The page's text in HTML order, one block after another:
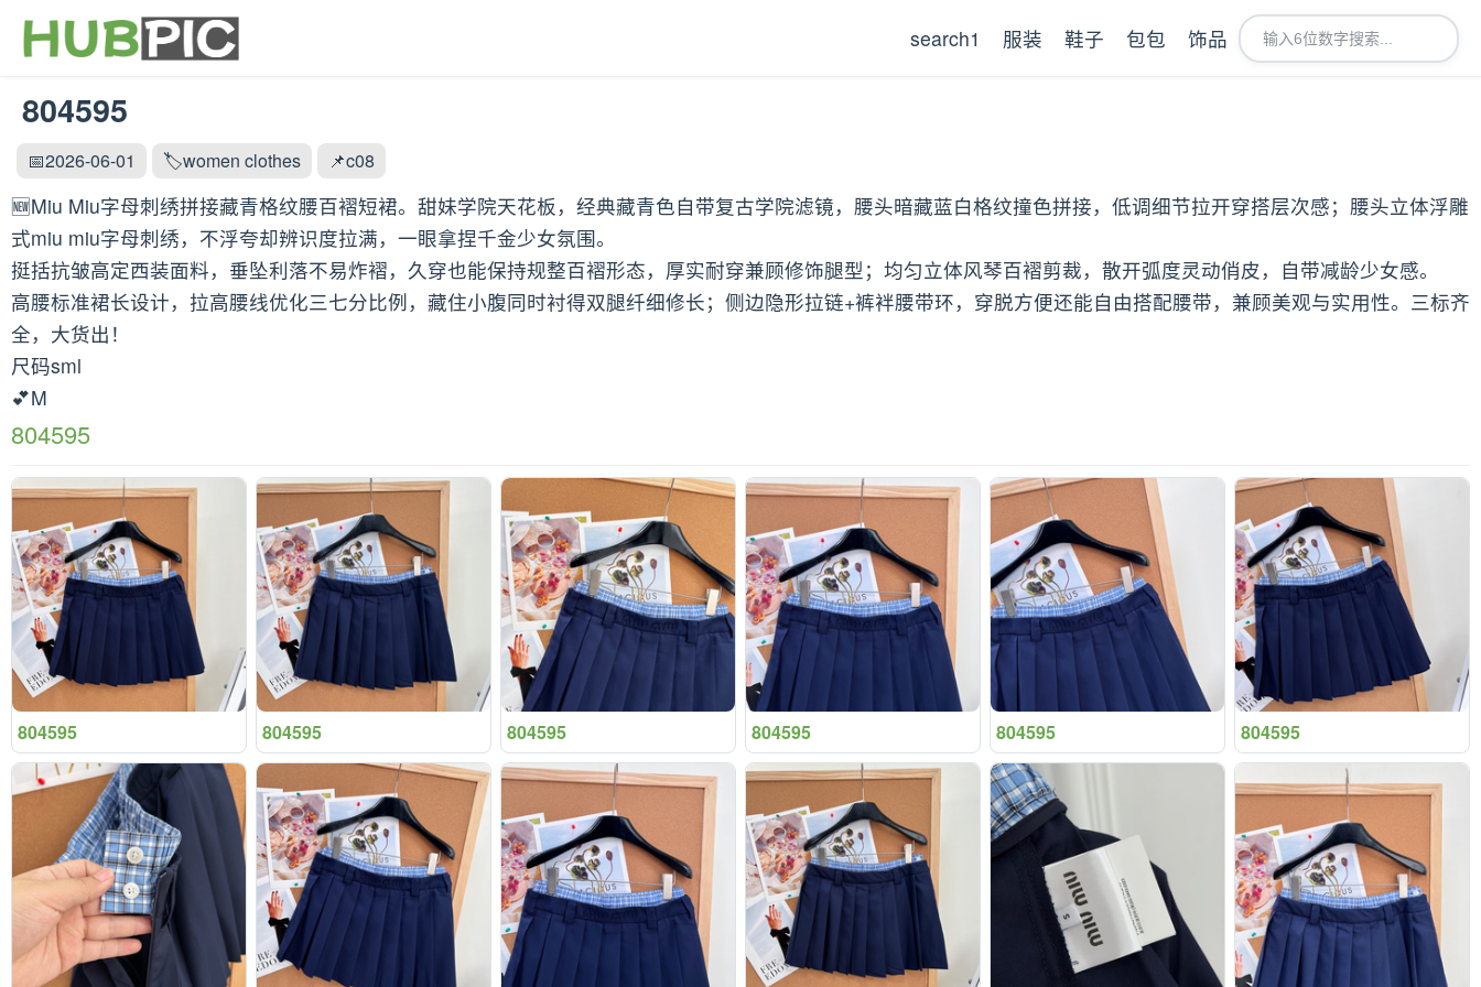
search1 服装 鞋子 包包 饰品
804595
📅2026-06-01 🏷️women clothes 📌c08
🆕Miu Miu字母刺绣拼接藏青格纹腰百褶短裙。甜妹学院天花板，经典藏青色自带复古学院滤镜，腰头暗藏蓝白格纹撞色拼接，低调细节拉开穿搭层次感；腰头立体浮雕
式miu miu字母刺绣，不浮夸却辨识度拉满，一眼拿捏千金少女氛围。
挺括抗皱高定西装面料，垂坠利落不易炸褶，久穿也能保持规整百褶形态，厚实耐穿兼顾修饰腿型；均匀立体风琴百褶剪裁，散开弧度灵动俏皮，自带减龄少女感。
高腰标准裙长设计，拉高腰线优化三七分比例，藏住小腹同时衬得双腿纤细修长；侧边隐形拉链+裤袢腰带环，穿脱方便还能自由搭配腰带，兼顾美观与实用性。三标齐
全，大货出！
尺码sml
💕M
804595
804595 804595 804595 804595 804595 804595